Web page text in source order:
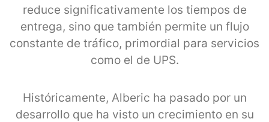
reduce significativamente los tiempos de
entrega, sino que también permite un flujo
constante de tráfico, primordial para servicios
como el de UPS.
Históricamente, Alberic ha pasado por un
desarrollo que ha visto un crecimiento en su